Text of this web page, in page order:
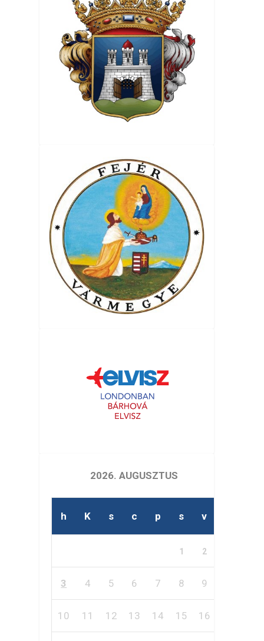
2026. AUGUSZTUS
h K s c p s v
1 2
3 4 5 6 7 8 9
10 11 12 13 14 15 16